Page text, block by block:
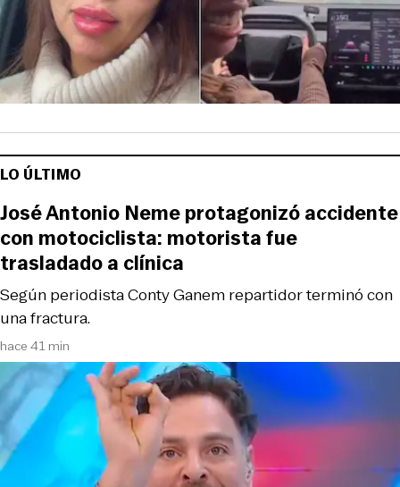
LO ÚLTIMO
hace 41 min
Según periodista Conty Ganem repartidor terminó con
una fractura.
José Antonio Neme protagonizó accidente
con motociclista: motorista fue
trasladado a clínica